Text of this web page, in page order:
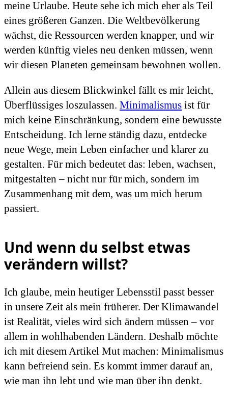
meine Urlaube. Heute sehe ich mich eher als Teil
eines größeren Ganzen. Die Weltbevölkerung
wächst, die Ressourcen werden knapper, und wir
werden künftig vieles neu denken müssen, wenn
wir diesen Planeten gemeinsam bewohnen wollen.
Allein aus diesem Blickwinkel fällt es mir leicht,
Überflüssiges loszulassen. Minimalismus ist für
mich keine Einschränkung, sondern eine bewusste
Entscheidung. Ich lerne ständig dazu, entdecke
neue Wege, mein Leben einfacher und klarer zu
gestalten. Für mich bedeutet das: leben, wachsen,
mitgestalten – nicht nur für mich, sondern im
Zusammenhang mit dem, was um mich herum
passiert.
Und wenn du selbst etwas
verändern willst?
Ich glaube, mein heutiger Lebensstil passt besser
in unsere Zeit als mein früherer. Der Klimawandel
ist Realität, vieles wird sich ändern müssen – vor
allem in wohlhabenden Ländern. Deshalb möchte
ich mit diesem Artikel Mut machen: Minimalismus
kann befreiend sein. Es kommt immer darauf an,
wie man ihn lebt und wie man über ihn denkt.